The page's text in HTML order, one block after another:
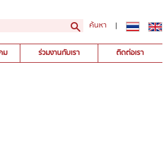
ค้นหา |
ม ร่วมงานกับเรา ติดต่อเรา